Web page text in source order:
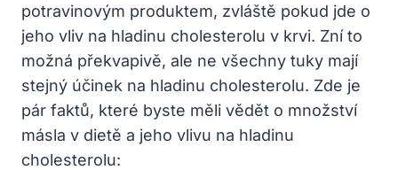
potravinovým produktem, zvláště pokud jde o
jeho vliv na hladinu cholesterolu v krvi. Zní to
možná překvapivě, ale ne všechny tuky mají
stejný účinek na hladinu cholesterolu. Zde je
pár faktů, které byste měli vědět o množství
másla v dietě a jeho vlivu na hladinu
cholesterolu: